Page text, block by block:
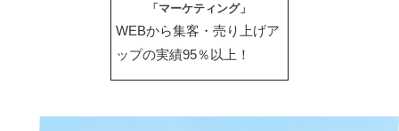
「マーケティング」
WEBから集客・売り上げア
ップの実績95％以上！